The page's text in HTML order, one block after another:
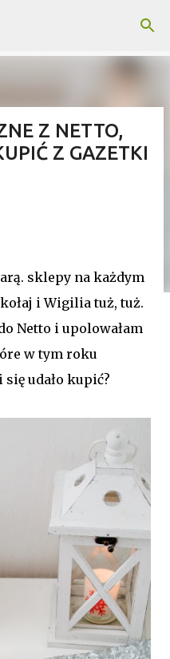
zawartości
Z NETTO,
Z GAZETKI
sklepy na każdym
i Wigilia tuż, tuż.
Netto i upolowałam
w tym roku
udało kupić?